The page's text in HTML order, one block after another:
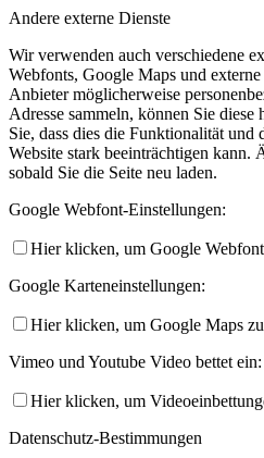
Andere externe Dienste
Wir verwenden auch verschiedene
Webfonts, Google Maps und
Anbieter möglicherweise
Adresse sammeln, können Sie
Sie, dass dies die Funktionalität und
Website stark beeinträchtigen kann.
sobald Sie die Seite neu laden.
Google Webfont-Einstellungen:
Hier klicken, um Google
Google Karteneinstellungen:
Hier klicken, um Google Maps
Vimeo und Youtube Video bettet ein:
Hier klicken, um
Datenschutz-Bestimmungen